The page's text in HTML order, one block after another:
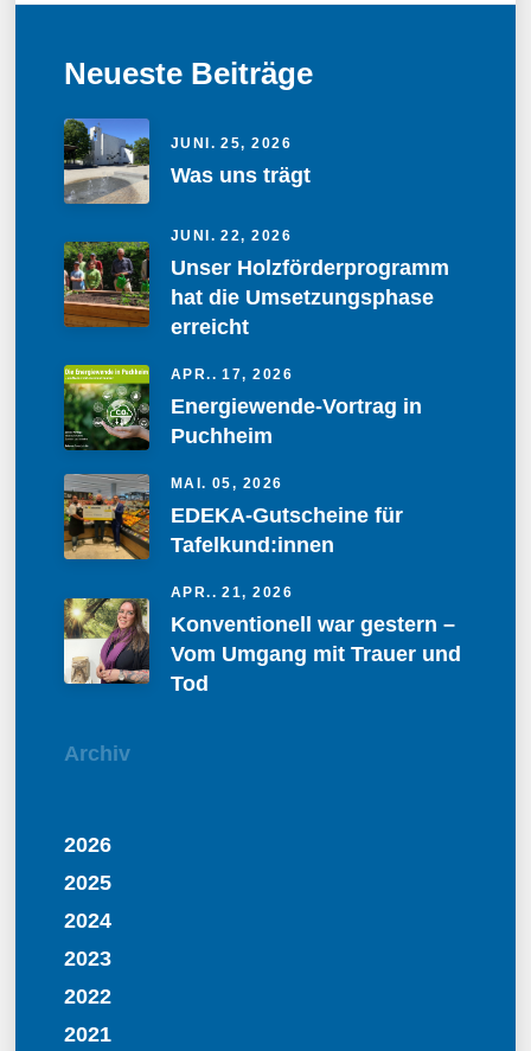
Neueste Beiträge
JUNI. 25, 2026
Was uns trägt
JUNI. 22, 2026
Unser Holzförderprogramm
hat die Umsetzungsphase
erreicht
APR.. 17, 2026
Energiewende-Vortrag in
Puchheim
MAI. 05, 2026
EDEKA-Gutscheine für
Tafelkund:innen
APR.. 21, 2026
Konventionell war gestern –
Vom Umgang mit Trauer und
Tod
Archiv
2026
2025
2024
2023
2022
2021